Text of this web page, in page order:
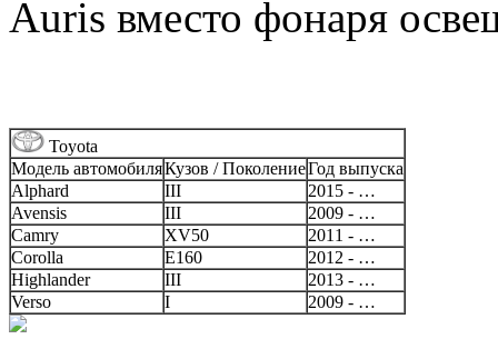
Auris вместо фонаря
Toyota
Модель автомобиляКузов / ПоколениеГод выпуска
Alphard
III
2015 - …
Avensis
III
2009 - …
Camry
XV50
2011 - …
Corolla
E160
2012 - …
Highlander
III
2013 - …
Verso
I 2009 - …